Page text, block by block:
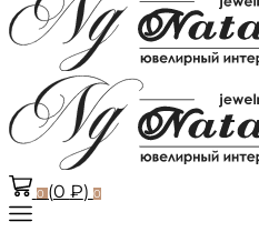
0 (0 ₽) 0